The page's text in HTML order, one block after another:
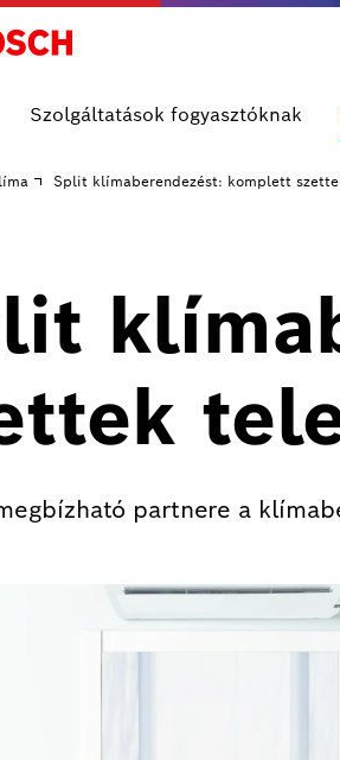
Szolgáltatások fogyasztóknak
Split klímaberendezést: komplett
partnere a